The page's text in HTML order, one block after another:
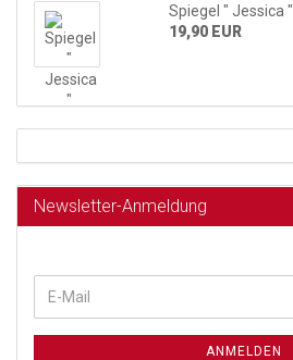
Spiegel " Jessica "
19,90 EUR
Newsletter-Anmeldung
ANMELDEN